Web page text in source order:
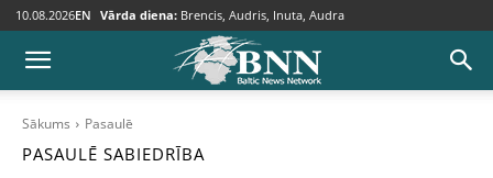
10.08.2026EN Vārda diena: Brencis, Audris, Inuta, Audra
Sākums Pasaulē
PASAULĒ SABIEDRĪBA